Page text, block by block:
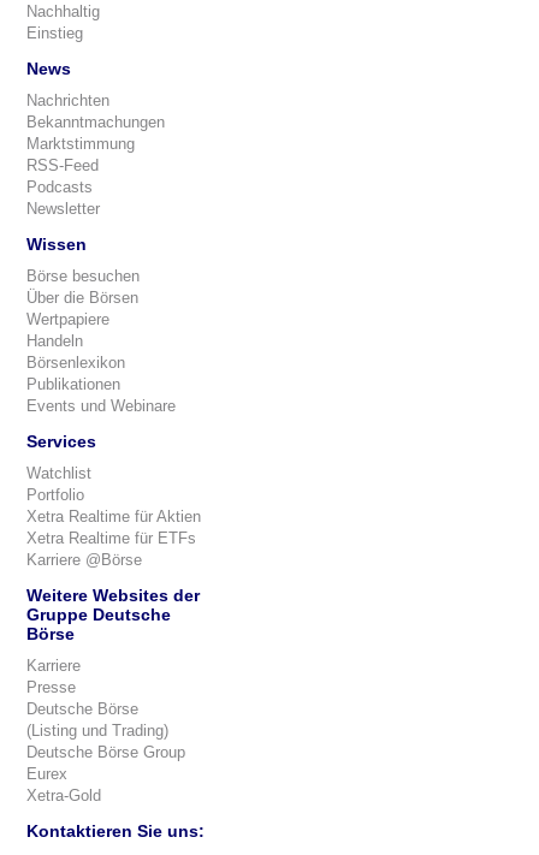
Nachhaltig
Einstieg
News
Nachrichten
Bekanntmachungen
Marktstimmung
RSS-Feed
Podcasts
Newsletter
Wissen
Börse besuchen
Über die Börsen
Wertpapiere
Handeln
Börsenlexikon
Publikationen
Events und Webinare
Services
Watchlist
Portfolio
Xetra Realtime für Aktien
Xetra Realtime für ETFs
Karriere @Börse
Weitere Websites der
Gruppe Deutsche
Börse
Karriere
Presse
Deutsche Börse
(Listing und Trading)
Deutsche Börse Group
Eurex
Xetra-Gold
Kontaktieren Sie uns: